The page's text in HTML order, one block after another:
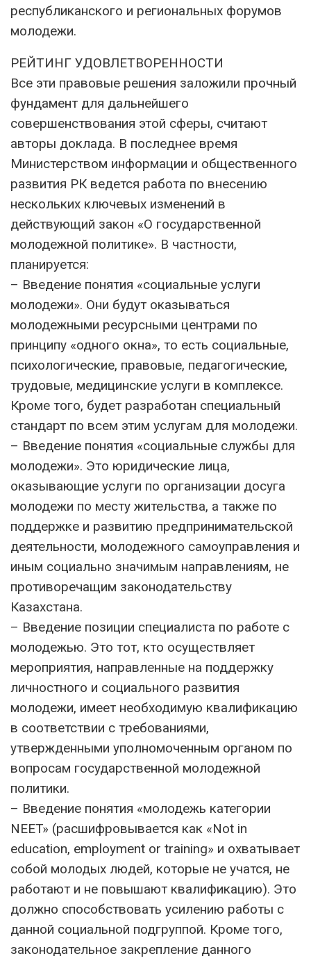
республиканского и региональных форумов
молодежи.
РЕЙТИНГ УДОВЛЕТВОРЕННОСТИ
Все эти правовые решения заложили прочный
фундамент для дальнейшего
совершенствования этой сферы, считают
авторы доклада. В последнее время
Министерством информации и общественного
развития РК ведется работа по внесению
нескольких ключевых изменений в
действующий закон «О государственной
молодежной политике». В частности,
планируется:
– Введение понятия «социальные услуги
молодежи». Они будут оказываться
молодежными ресурсными центрами по
принципу «одного окна», то есть социальные,
психологические, правовые, педагогические,
трудовые, медицинские услуги в комплексе.
Кроме того, будет разработан специальный
стандарт по всем этим услугам для молодежи.
– Введение понятия «социальные службы для
молодежи». Это юридические лица,
оказывающие услуги по организации досуга
молодежи по месту жительства, а также по
поддержке и развитию предпринимательской
деятельности, молодежного самоуправления и
иным социально значимым направлениям, не
противоречащим законодательству
Казахстана.
– Введение позиции специалиста по работе с
молодежью. Это тот, кто осуществляет
мероприятия, направленные на поддержку
личностного и социального развития
молодежи, имеет необходимую квалификацию
в соответствии с требованиями,
утвержденными уполномоченным органом по
вопросам государственной молодежной
политики.
– Введение понятия «молодежь категории
NEET» (расшифровывается как «Not in
education, employment or training» и охватывает
собой молодых людей, которые не учатся, не
работают и не повышают квалификацию). Это
должно способствовать усилению работы с
данной социальной подгруппой. Кроме того,
законодательное закрепление данного